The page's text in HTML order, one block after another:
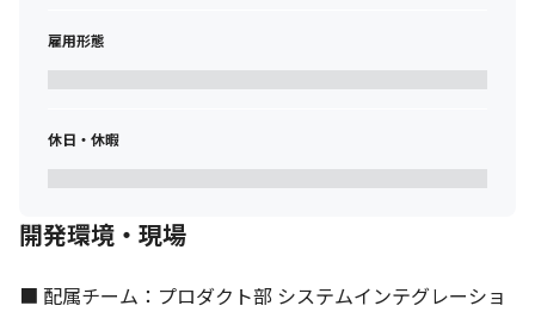
雇用形態
休日・休暇
開発環境・現場
■ 配属チーム：プロダクト部 システムインテグレーショ